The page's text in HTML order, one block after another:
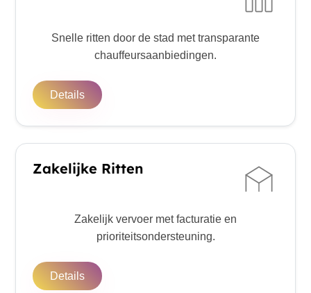
Snelle ritten door de stad met transparante
chauffeursaanbiedingen.
Details
Zakelijke Ritten
Zakelijk vervoer met facturatie en
prioriteitsondersteuning.
Details